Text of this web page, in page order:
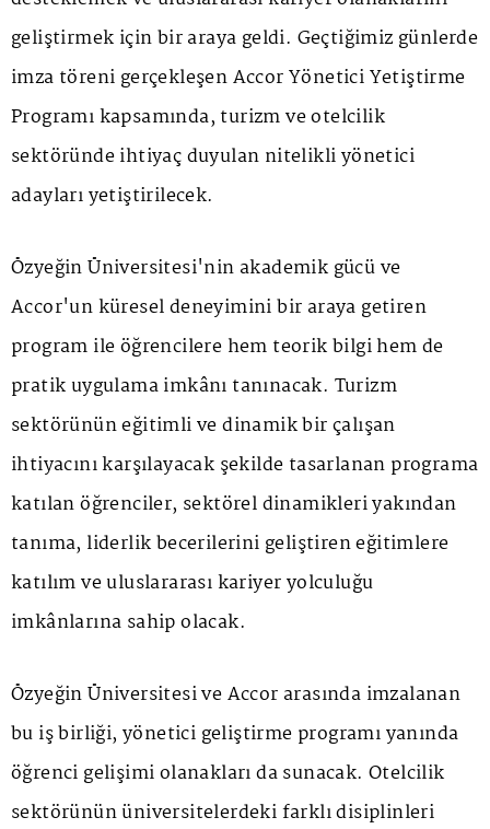
geliştirmek için bir araya geldi. Geçtiğimiz günlerde
imza töreni gerçekleşen Accor Yönetici Yetiştirme
Programı kapsamında, turizm ve otelcilik
sektöründe ihtiyaç duyulan nitelikli yönetici
adayları yetiştirilecek.
Özyeğin Üniversitesi'nin akademik gücü ve
Accor'un küresel deneyimini bir araya getiren
program ile öğrencilere hem teorik bilgi hem de
pratik uygulama imkânı tanınacak. Turizm
sektörünün eğitimli ve dinamik bir çalışan
ihtiyacını karşılayacak şekilde tasarlanan programa
katılan öğrenciler, sektörel dinamikleri yakından
tanıma, liderlik becerilerini geliştiren eğitimlere
katılım ve uluslararası kariyer yolculuğu
imkânlarına sahip olacak.
Özyeğin Üniversitesi ve Accor arasında imzalanan
bu iş birliği, yönetici geliştirme programı yanında
öğrenci gelişimi olanakları da sunacak. Otelcilik
sektörünün üniversitelerdeki farklı disiplinleri